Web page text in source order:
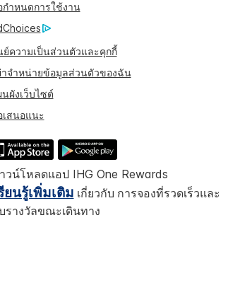
กำหนดการใช้งาน
ย์ความเป็นส่วนตัวและคุกกี้
าจำหน่ายข้อมูลส่วนตัวของฉัน
นผังเว็บไซต์
เสนอแนะ
วน์โหลดแอป IHG One Rewards
ยนรู้เพิ่มเติม เกี่ยวกับ การจองที่รวดเร็วและ
รางวัลขณะเดินทาง